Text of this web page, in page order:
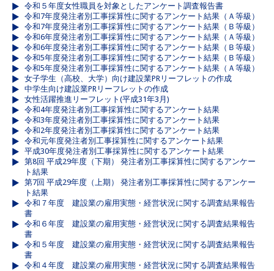
令和５年度女性職員を対象としたアンケート調査報告書
令和7年度発注者別工事採算性に関するアンケート結果（Ａ等級）
令和7年度発注者別工事採算性に関するアンケート結果（Ｂ等級）
令和6年度発注者別工事採算性に関するアンケート結果（Ａ等級）
令和6年度発注者別工事採算性に関するアンケート結果（Ｂ等級）
令和5年度発注者別工事採算性に関するアンケート結果（Ｂ等級）
令和5年度発注者別工事採算性に関するアンケート結果（Ａ等級）
女子学生（高校、大学）向け建設業PRリーフレットの作成
中学生向け建設業PRリーフレットの作成
女性活躍推進リーフレット(平成31年3月)
令和4年度発注者別工事採算性に関するアンケート結果
令和3年度発注者別工事採算性に関するアンケート結果
令和2年度発注者別工事採算性に関するアンケート結果
令和元年度発注者別工事採算性に関するアンケート結果
平成30年度発注者別工事採算性に関するアンケート結果
第8回 平成29年度（下期） 発注者別工事採算性に関するアンケー
ト結果
第7回 平成29年度（上期） 発注者別工事採算性に関するアンケー
ト結果
令和７年度 建設業の雇用実態・経営状況に関する調査結果報告
書
令和６年度 建設業の雇用実態・経営状況に関する調査結果報告
書
令和５年度 建設業の雇用実態・経営状況に関する調査結果報告
書
令和４年度 建設業の雇用実態・経営状況に関する調査結果報告